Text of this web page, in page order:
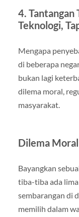
4. Tantangan
Teknologi,
Mengapa
di beberapa
bukan lagi
dilema moral,
masyarakat.
Dilema
Bayangkan
tiba-tiba ada
sembarangan di
memilih dalam